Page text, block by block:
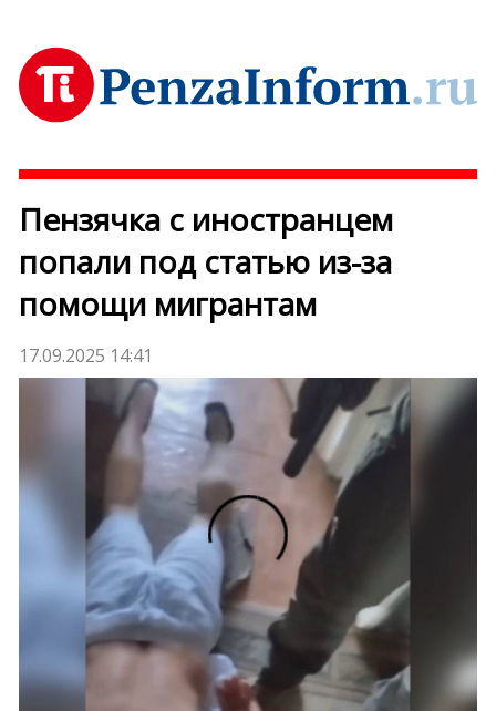
Пензячка с иностранцем
попали под статью из-за
помощи мигрантам
17.09.2025 14:41
Этот браузер не поддерживает проигрывание
видео